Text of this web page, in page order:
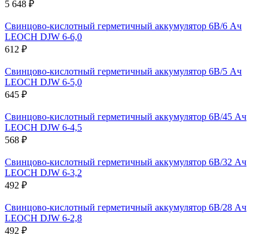
5 648 ₽
Свинцово-кислотный герметичный аккумулятор 6В/6 Ач
LEOCH DJW 6-6,0
612 ₽
Свинцово-кислотный герметичный аккумулятор 6В/5 Ач
LEOCH DJW 6-5,0
645 ₽
Свинцово-кислотный герметичный аккумулятор 6В/45 Ач
LEOCH DJW 6-4,5
568 ₽
Свинцово-кислотный герметичный аккумулятор 6В/32 Ач
LEOCH DJW 6-3,2
492 ₽
Свинцово-кислотный герметичный аккумулятор 6В/28 Ач
LEOCH DJW 6-2,8
492 ₽